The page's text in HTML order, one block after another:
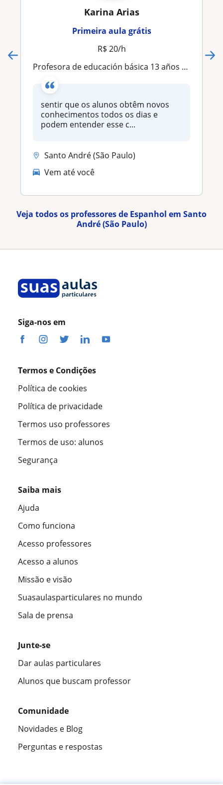
Karina Arias
Primeira aula grátis
R$ 20/h
Profesora de educación básica 13 años de experiência Licenciatura en educación
sentir que os alunos obtêm novos
conhecimentos todos os dias e
podem entender esse c...
Santo André (São Paulo)
Vem até você
Veja todos os professores de Espanhol em Santo
André (São Paulo)
Siga-nos em
Termos e Condições
Política de cookies
Política de privacidade
Termos uso professores
Termos de uso: alunos
Segurança
Saiba mais
Ajuda
Como funciona
Acesso professores
Acesso a alunos
Missão e visão
Suasaulasparticulares no mundo
Sala de prensa
Junte-se
Dar aulas particulares
Alunos que buscam professor
Comunidade
Novidades e Blog
Perguntas e respostas